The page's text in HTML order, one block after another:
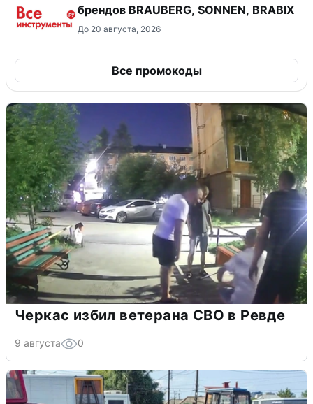
брендов BRAUBERG, SONNEN, BRABIX
До 20 августа, 2026
Все промокоды
Черкас избил ветерана СВО в Ревде
9 августа 0